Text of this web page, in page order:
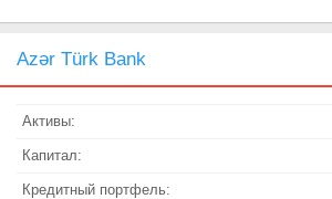
Azər Türk Bank
Активы:
Капитал:
Кредитный портфель: